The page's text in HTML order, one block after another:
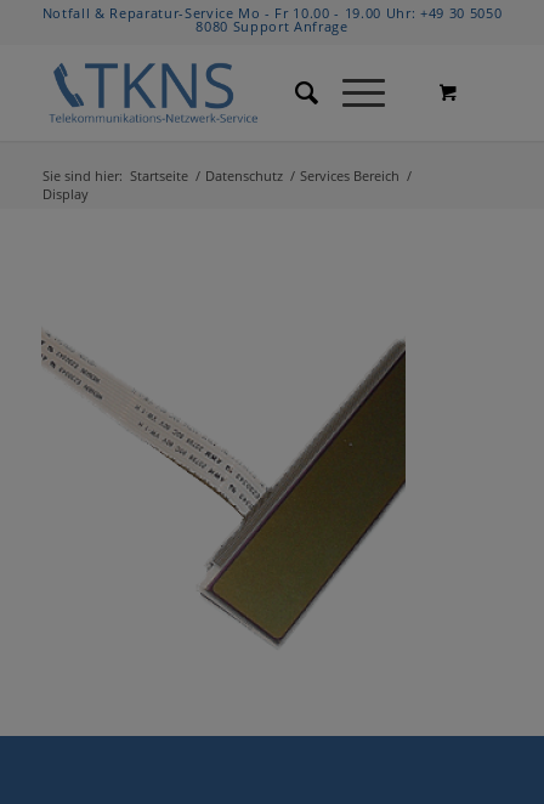
Notfall & Reparatur-Service Mo - Fr 10.00 - 19.00 Uhr:+49 30 5050
8080 Support Anfrage
Sie sind hier: Startseite / Datenschutz / Services Bereich /
Display